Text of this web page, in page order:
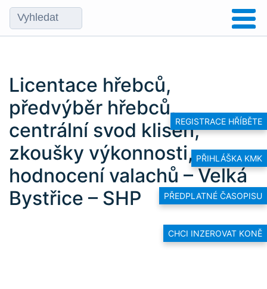
REGISTRACE HŘÍBĚTE
PŘIHLÁŠKA KMK
PŘEDPLATNÉ ČASOPISU
CHCI INZEROVAT KONĚ
Licentace hřebců,
předvýběr hřebců,
centrální svod klisen,
zkoušky výkonnosti,
hodnocení valachů – Velká
Bystřice – SHP